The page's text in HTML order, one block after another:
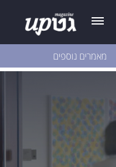
מאמרים נוספים